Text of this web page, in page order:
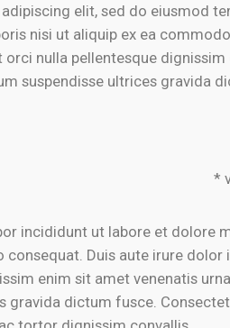
elit, sed do eiusmod
nisi ut aliquip ex ea
nulla pellentesque
suspendisse ultrices gravida
*
incididunt ut labore et dolore
Duis aute irure
enim sit amet venenatis
dictum fusce.